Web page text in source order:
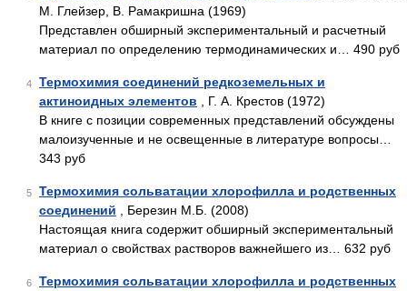
М. Глейзер, В. Рамакришна (1969)
Представлен обширный экспериментальный и расчетный
материал по определению термодинамических и… 490 руб
4
Термохимия соединений редкоземельных и
актиноидных элементов , Г. А. Крестов (1972)
В книге с позиции современных представлений обсуждены
малоизученные и не освещенные в литературе вопросы…
343 руб
5
Термохимия сольватации хлорофилла и родственных
соединений , Березин М.Б. (2008)
Настоящая книга содержит обширный экспериментальный
материал о свойствах растворов важнейшего из… 632 руб
6
Термохимия сольватации хлорофилла и родственных